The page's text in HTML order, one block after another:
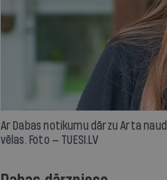
Ar Dabas notikumu dārzu Arta
vēlas. Foto — TUESI.LV